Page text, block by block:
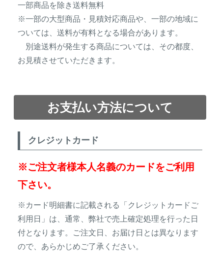
一部商品を除き送料無料
※一部の大型商品・見積対応商品や、一部の地域に
ついては、送料が有料となる場合があります。
別途送料が発生する商品については、その都度、
お見積させていただきます。
お支払い方法について
クレジットカード
※ご注文者様本人名義のカードをご利用
下さい。
※カード明細書に記載される「クレジットカードご
利用日」は、通常、弊社で売上確定処理を行った日
付となります。ご注文日、お届け日とは異なります
ので、あらかじめご了承ください。
トレイルカメラ
サーカメラ）
ラ（SDカード録画）
（ワイヤーメッシ
ュ柵等）
カ・サル等）
防獣・防鳥ネット
シカ等）
忌避用品
動物の種類から対策商品を選ぶ
イノシシ対策 キツネ対策